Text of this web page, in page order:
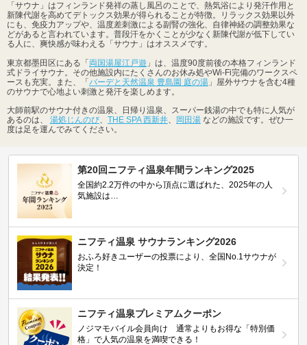
「サウナ」はフィンランド発祥の蒸し風呂のことで、熱気浴により発汗作用と
新陳代謝を高めてデトックス効果が得られることが特徴。リラックス効果以外
にも、免疫力アップや、温度差刺激による副腎の強化、自律神経の調整効果な
どがあると言われています。普段汗をかくことが少なく新陳代謝が低下してい
る人に、爽快感が味わえる「サウナ」はオススメです。
東京都墨田区にある「 両国湯屋江戸遊 」は、温度90度前後の本格フィンランド
式ドライサウナ。その他施設内にたくさんのお休み処やWi-Fi完備のワークスペ
ースも充実。また、「 バーデと天然温泉 豊島園 庭の湯 」屋外サウナを含む4種
のサウナで心地よい刺激と発汗を楽しめます。
大師前駅のサウナ付きの温泉、日帰り温泉、スーパー銭湯の中でも特に人気が
あるのは、 湯処じんのび、 THE SPA 西新井、 岡田湯 などの施設です。ぜひ一
度は足を運んでみてください。
第20回ニフティ温泉年間ランキング2025
全国約2.2万件の中から頂点に選ばれた、2025年の人
気施設は…
ニフティ温泉 サウナランキング2026
おふろ好きユーザーの投票により、全国No.1サウナが
決定！
ニフティ温泉プレミアムクーポン
ノジマモバイル会員向け 通常よりもお得な「特別価
格」で人気の温泉を満喫できる！